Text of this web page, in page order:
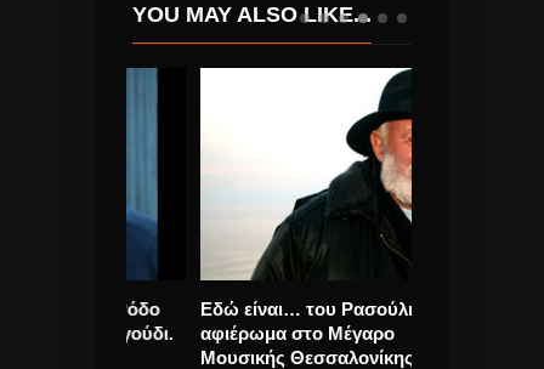
YOU MAY ALSO LIKE...
Εδώ είναι… του Ρασούλη…..
αφιέρωμα στο Μέγαρο
Μουσικής Θεσσαλονίκης